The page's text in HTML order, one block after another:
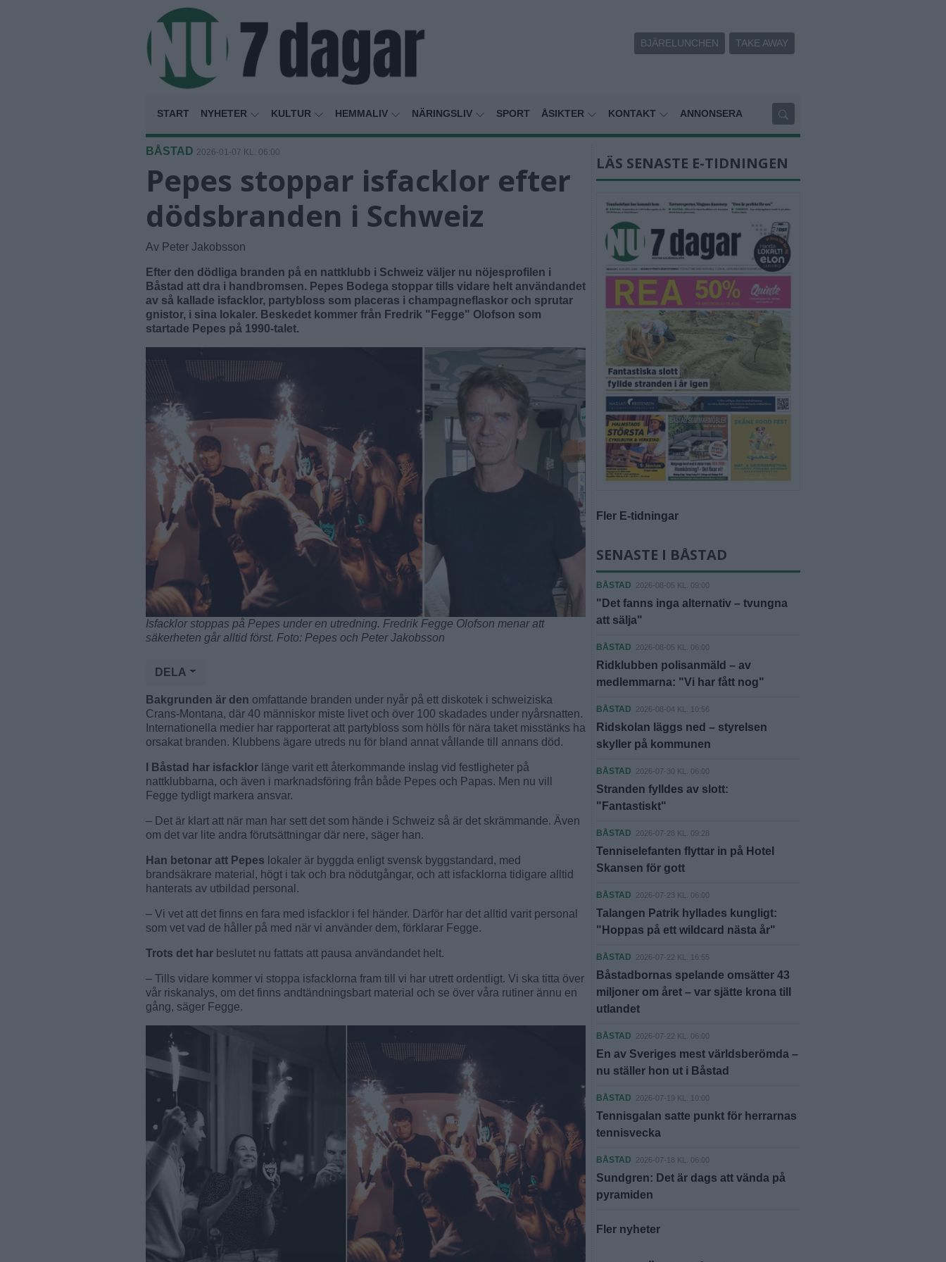
BJÄRELUNCHEN TAKE AWAY
START NYHETER KULTUR HEMMALIV NÄRINGSLIV SPORT ÅSIKTER KONTAKT ANNONSERA
BÅSTAD 2026-01-07 KL. 06:00
Pepes stoppar isfacklor efter
dödsbranden i Schweiz
Av Peter Jakobsson
Efter den dödliga branden på en nattklubb i Schweiz väljer nu nöjesprofilen i
Båstad att dra i handbromsen. Pepes Bodega stoppar tills vidare helt användandet
av så kallade isfacklor, partybloss som placeras i champagneflaskor och sprutar
gnistor, i sina lokaler. Beskedet kommer från Fredrik "Fegge" Olofson som
startade Pepes på 1990-talet.
Isfacklor stoppas på Pepes under en utredning. Fredrik Fegge Olofson menar att
säkerheten går alltid först. Foto: Pepes och Peter Jakobsson
DELA
Bakgrunden är den omfattande branden under nyår på ett diskotek i schweiziska
Crans-Montana, där 40 människor miste livet och över 100 skadades under nyårsnatten.
Internationella medier har rapporterat att partybloss som hölls för nära taket misstänks ha
orsakat branden. Klubbens ägare utreds nu för bland annat vållande till annans död.
I Båstad har isfacklor länge varit ett återkommande inslag vid festligheter på
nattklubbarna, och även i marknadsföring från både Pepes och Papas. Men nu vill
Fegge tydligt markera ansvar.
– Det är klart att när man har sett det som hände i Schweiz så är det skrämmande. Även
om det var lite andra förutsättningar där nere, säger han.
Han betonar att Pepes lokaler är byggda enligt svensk byggstandard, med
brandsäkrare material, högt i tak och bra nödutgångar, och att isfacklorna tidigare alltid
hanterats av utbildad personal.
– Vi vet att det finns en fara med isfacklor i fel händer. Därför har det alltid varit personal
som vet vad de håller på med när vi använder dem, förklarar Fegge.
Trots det har beslutet nu fattats att pausa användandet helt.
– Tills vidare kommer vi stoppa isfacklorna fram till vi har utrett ordentligt. Vi ska titta över
vår riskanalys, om det finns andtändningsbart material och se över våra rutiner ännu en
gång, säger Fegge.
LÄS SENASTE E-TIDNINGEN
Fler E-tidningar
SENASTE I BÅSTAD
BÅSTAD 2026-08-05 KL. 09:00
"Det fanns inga alternativ – tvungna
att sälja"
BÅSTAD 2026-08-05 KL. 06:00
Ridklubben polisanmäld – av
medlemmarna: "Vi har fått nog"
BÅSTAD 2026-08-04 KL. 10:56
Ridskolan läggs ned – styrelsen
skyller på kommunen
BÅSTAD 2026-07-30 KL. 06:00
Stranden fylldes av slott:
"Fantastiskt"
BÅSTAD 2026-07-28 KL. 09:28
Tenniselefanten flyttar in på Hotel
Skansen för gott
BÅSTAD 2026-07-23 KL. 06:00
Talangen Patrik hyllades kungligt:
"Hoppas på ett wildcard nästa år"
BÅSTAD 2026-07-22 KL. 16:55
Båstadbornas spelande omsätter 43
miljoner om året – var sjätte krona till
utlandet
BÅSTAD 2026-07-22 KL. 06:00
En av Sveriges mest världsberömda –
nu ställer hon ut i Båstad
BÅSTAD 2026-07-19 KL. 10:00
Tennisgalan satte punkt för herrarnas
tennisvecka
BÅSTAD 2026-07-18 KL. 06:00
Sundgren: Det är dags att vända på
pyramiden
Fler nyheter